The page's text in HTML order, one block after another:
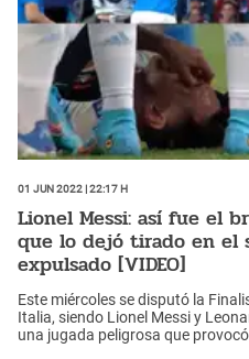
01 Jun 2022 | 22:17 h
Lionel Messi: así fue el
que lo dejó tirado en el
expulsado [VIDEO]
Este miércoles se disputó la
Italia, siendo Lionel Messi y
una jugada peligrosa que